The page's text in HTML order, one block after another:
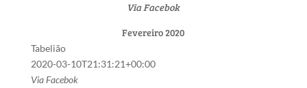
Via Facebok
Fevereiro 2020
Tabelião
2020-03-10T21:31:21+00:00
Via Facebok